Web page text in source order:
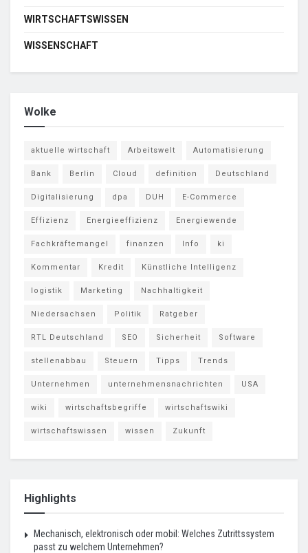
WIRTSCHAFTSWISSEN
WISSENSCHAFT
Wolke
aktuelle wirtschaft Arbeitswelt Automatisierung
Bank Berlin Cloud definition Deutschland
Digitalisierung dpa DUH E-Commerce
Effizienz Energieeffizienz Energiewende
Fachkräftemangel finanzen Info ki
Kommentar Kredit Künstliche Intelligenz
logistik Marketing Nachhaltigkeit
Niedersachsen Politik Ratgeber
RTL Deutschland SEO Sicherheit Software
stellenabbau Steuern Tipps Trends
Unternehmen unternehmensnachrichten USA
wiki wirtschaftsbegriffe wirtschaftswiki
wirtschaftswissen wissen Zukunft
Highlights
Mechanisch, elektronisch oder mobil: Welches Zutrittssystem
passt zu welchem Unternehmen?